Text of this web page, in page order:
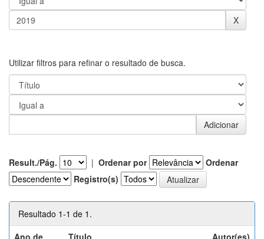
Utilizar filtros para refinar o resultado de busca.
Result./Pág. | Ordenar por
Ordenar
Registro(s)
Resultado 1-1 de 1.
Ano de
Título Autor(es)